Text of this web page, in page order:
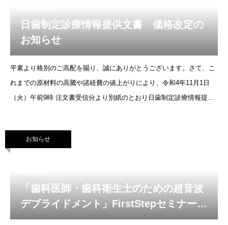
日歯制定診療情報提供文書 価格改定の
お知らせ
平素より格別のご高配を賜り、誠にありがとうございます。さて、こ
れまでの原材料の高騰や諸経費の値上がりにより、令和4年11月1日
（火）午前9時 注文書受信分より別紙のとおり日歯制定診療情報提供
お知らせ
「歯科医師・歯科衛生士のための超音波
デブライドメント」FirstStepセミナーの
ご案内